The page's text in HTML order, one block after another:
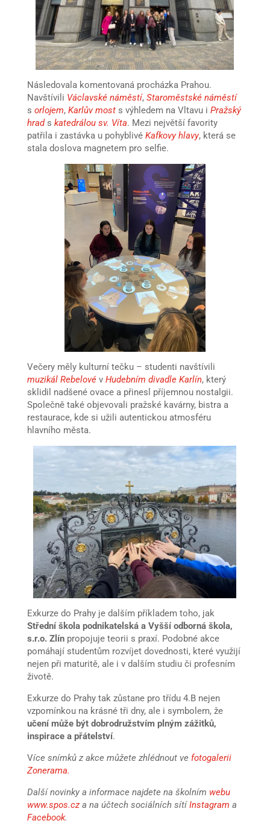
Následovala komentovaná procházka Prahou.
Navštívili Václavské náměstí, Staroměstské náměstí
s orlojem, Karlův mosts výhledem na Vltavu i Pražský
hrads katedrálou sv. Víta. Mezi největší favority
patřila i zastávka u pohyblivé Kafkovy hlavy, která se
stala doslova magnetem pro selfie.
Večery měly kulturní tečku – studenti navštívili
muzikál Rebelovév Hudebním divadle Karlín, který
sklidil nadšené ovace a přinesl příjemnou nostalgii.
Společně také objevovali pražské kavárny, bistra a
restaurace, kde si užili autentickou atmosféru
hlavního města.
Exkurze do Prahy je dalším příkladem toho, jak
Střední škola podnikatelská a Vyšší odborná škola,
s.r.o. Zlínpropojuje teorii s praxí. Podobné akce
pomáhají studentům rozvíjet dovednosti, které využijí
nejen při maturitě, ale i v dalším studiu či profesním
životě.
Exkurze do Prahy tak zůstane pro třídu 4.B nejen
vzpomínkou na krásné tři dny, ale i symbolem, že
učení může být dobrodružstvím plným zážitků,
inspirace a přátelství.
Více snímků z akce můžete zhlédnout ve fotogalerii
Zonerama.
Další novinky a informace najdete na školním webu
www.spos.cza na účtech sociálních sítíInstagram a
Facebook.